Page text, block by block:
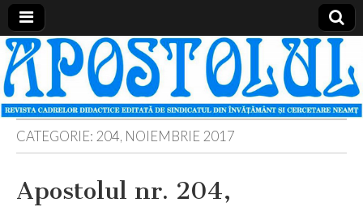
Apostolul
Revista
cadrelor
didactice
din
judetul
Neamt
CATEGORIE: 204, NOIEMBRIE 2017
Apostolul nr. 204,